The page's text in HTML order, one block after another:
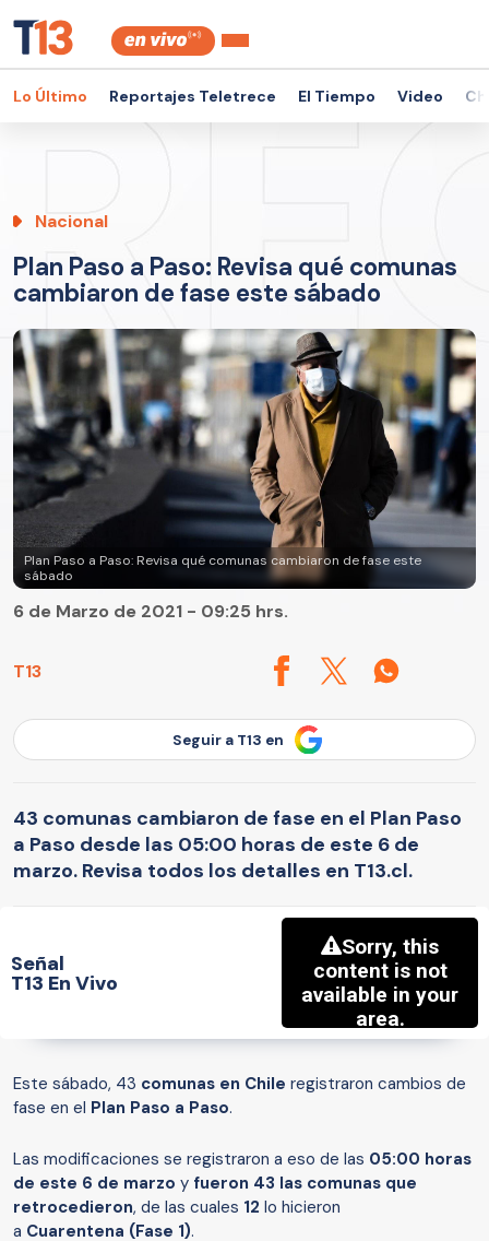
Lo Último Reportajes Teletrece El Tiempo Video
Nacional
Plan Paso a Paso: Revisa qué comunas
cambiaron de fase este sábado
Plan Paso a Paso: Revisa qué comunas cambiaron de fase este
sábado
T13
6 de Marzo de 2021 - 09:25 hrs.
Seguir a T13 en
43 comunas cambiaron de fase en el Plan Paso
a Paso desde las 05:00 horas de este 6 de
marzo. Revisa todos los detalles en T13.cl.
Señal
T13 En Vivo
Este sábado, 43 comunas en Chile registraron cambios de
fase en el Plan Paso a Paso.
Las modificaciones se registraron a eso de las 05:00 horas
de este 6 de marzo y fueron 43 las comunas que
retrocedieron, de las cuales 12 lo hicieron
a Cuarentena (Fase 1).